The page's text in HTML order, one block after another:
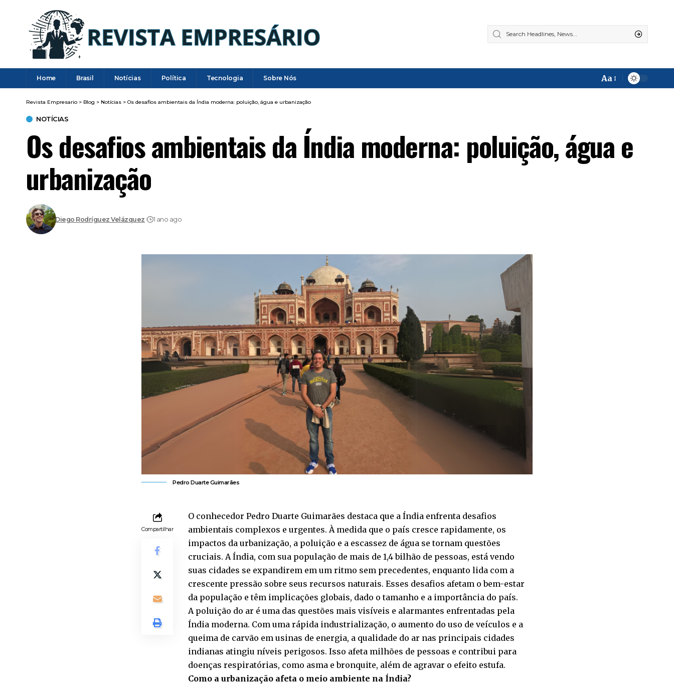
Home Brasil Notícias Política Tecnologia Sobre Nós
Font
Aa
Revista Empresario > Blog > Notícias > Os desafios ambientais da Índia moderna: poluição, água e urbanização
NOTÍCIAS
Os desafios ambientais da Índia moderna: poluição, água e
urbanização
Diego Rodríguez Velázquez 1 ano ago
Pedro Duarte Guimarães
Compartilhar
O conhecedor Pedro Duarte Guimarães destaca que a Índia enfrenta desafios
ambientais complexos e urgentes. À medida que o país cresce rapidamente, os
impactos da urbanização, a poluição e a escassez de água se tornam questões
cruciais. A Índia, com sua população de mais de 1,4 bilhão de pessoas, está vendo
suas cidades se expandirem em um ritmo sem precedentes, enquanto lida com a
crescente pressão sobre seus recursos naturais. Esses desafios afetam o bem-estar
da população e têm implicações globais, dado o tamanho e a importância do país.
A poluição do ar é uma das questões mais visíveis e alarmantes enfrentadas pela
Índia moderna. Com uma rápida industrialização, o aumento do uso de veículos e a
queima de carvão em usinas de energia, a qualidade do ar nas principais cidades
indianas atingiu níveis perigosos. Isso afeta milhões de pessoas e contribui para
doenças respiratórias, como asma e bronquite, além de agravar o efeito estufa.
Como a urbanização afeta o meio ambiente na Índia?